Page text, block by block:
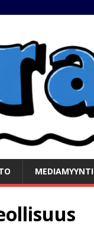
MEDIAMYYNTI